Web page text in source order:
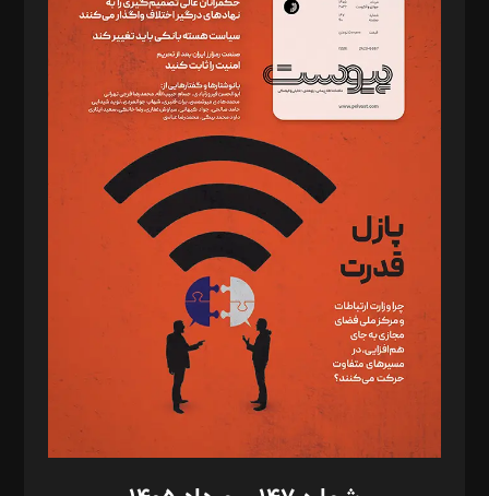
دبیر تحریریه: میثم قاسمی
د‌بیر ناداستان: سمانه سمیع
د‌بیر خدمت و تجارت: ابوالفضل رجبی
د‌بیر حقوق فناوری: حسام‌الدین ایپکچی
د‌بیر پیوست جهان: مینا پاکدل
د‌بیر تحریریه آنلاین: بابک نقاش
تحریریه‌: مجتبی محمود‌ی، آرش برهمند، یسنا امان‌پور، سروش کرمیان،
مصطفی مسجدی آرانی، ابوالفضل رجبی، زهرا فکرانه، فائزه فتحی
رستمی،مصطفی باستان
ویرایش: نگار استاد‌‌آقا
طراح یونیفرم: مجید توکلی
فیلمبرداری و عکاسی: امیر شفیعی، مانی لطفی زاده
گرافیک و صفحه‌آرایی: سید‌سبحان‌علی ثابت
مد‌یر توسعه تجاری: کامبیز برید‌
امور مالی: شاپور رهبری، محمد‌ کاظمی‌نیا